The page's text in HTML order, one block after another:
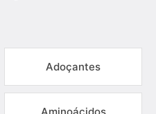
Adoçantes